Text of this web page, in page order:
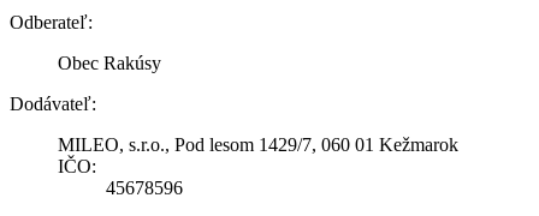
Odberateľ:
Obec Rakúsy
Dodávateľ:
MILEO, s.r.o., Pod lesom 1429/7, 060 01 Kežmarok
IČO:
45678596